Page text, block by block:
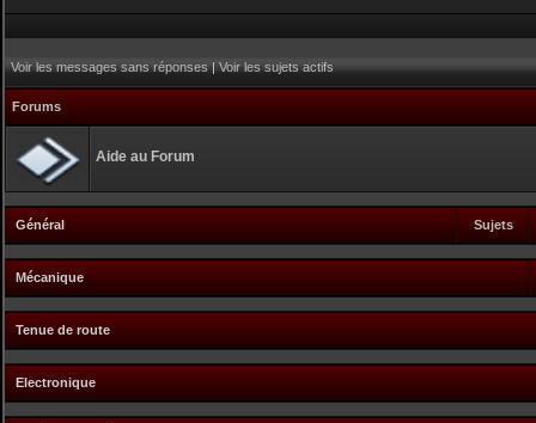
Voir les messages sans réponses|Voir les sujets actifs
Forums
Aide au Forum
Général Sujets
Mécanique
Tenue de route
Electronique